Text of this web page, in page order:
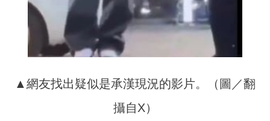
▲網友找出疑似是承漢現況的影片。（圖／翻
攝自X）